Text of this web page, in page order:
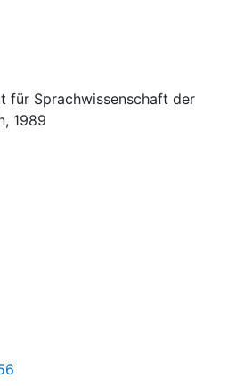
für Sprachwissenschaft der
1989